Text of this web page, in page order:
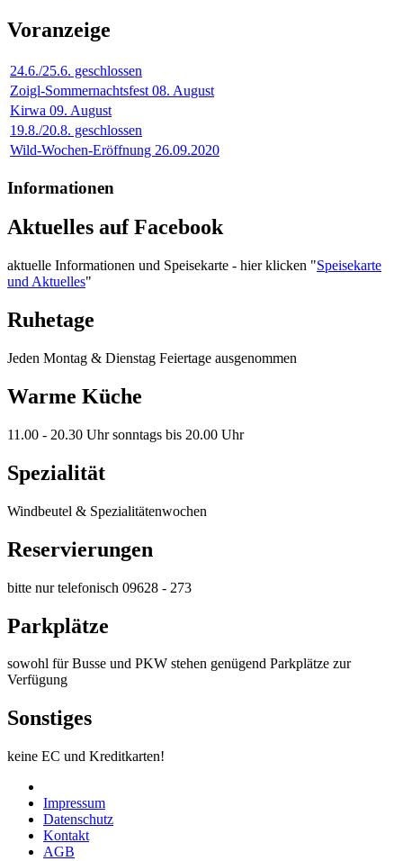
Voranzeige
24.6./25.6. geschlossen
Zoigl-Sommernachtsfest 08. August
Kirwa 09. August
19.8./20.8. geschlossen
Wild-Wochen-Eröffnung 26.09.2020
Informationen
Aktuelles auf Facebook
aktuelle Informationen und Speisekarte - hier klicken "Speisekarte
und Aktuelles"
Ruhetage
Jeden Montag & Dienstag Feiertage ausgenommen
Warme Küche
11.00 - 20.30 Uhr sonntags bis 20.00 Uhr
Spezialität
Windbeutel & Spezialitätenwochen
Reservierungen
bitte nur telefonisch 09628 - 273
Parkplätze
sowohl für Busse und PKW stehen genügend Parkplätze zur
Verfügung
Sonstiges
keine EC und Kreditkarten!
Impressum
Datenschutz
Kontakt
AGB